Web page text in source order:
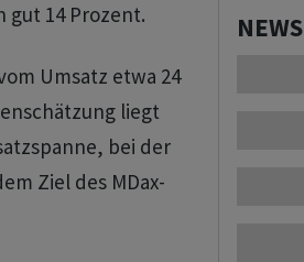
gut 14 Prozent.
Umsatz etwa 24
liegt
bei der
Ziel des MDax-
NEWS